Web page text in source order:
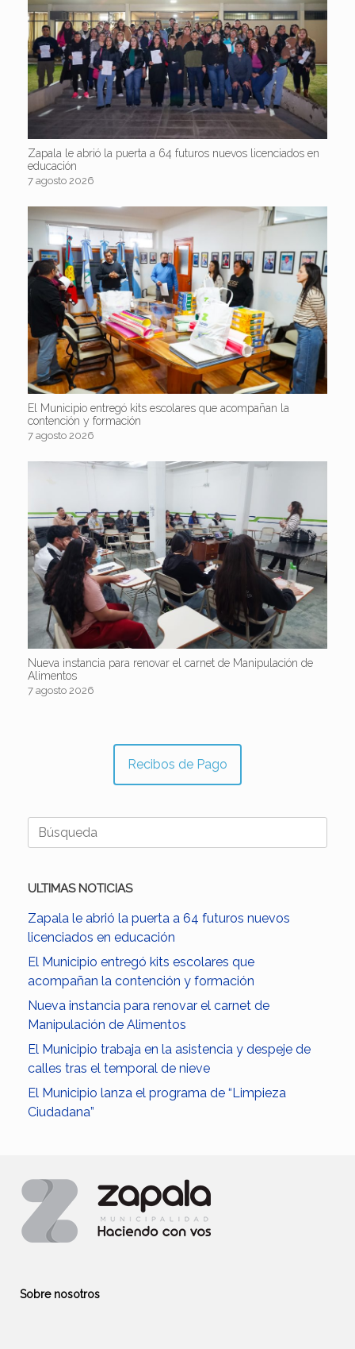
Zapala le abrió la puerta a 64 futuros nuevos licenciados en
educación
7 agosto 2026
El Municipio entregó kits escolares que acompañan la
contención y formación
7 agosto 2026
Nueva instancia para renovar el carnet de Manipulación de
Alimentos
7 agosto 2026
Recibos de Pago
Buscar:
ULTIMAS NOTICIAS
Zapala le abrió la puerta a 64 futuros nuevos
licenciados en educación
El Municipio entregó kits escolares que
acompañan la contención y formación
Nueva instancia para renovar el carnet de
Manipulación de Alimentos
El Municipio trabaja en la asistencia y despeje de
calles tras el temporal de nieve
El Municipio lanza el programa de “Limpieza
Ciudadana”
Sobre nosotros